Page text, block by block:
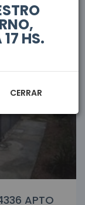
APTO
HS.
CERRAR